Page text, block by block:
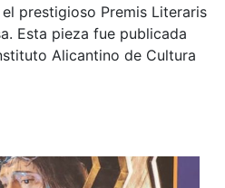
prestigioso Premis Literaris
. Esta pieza fue publicada
Alicantino de Cultura